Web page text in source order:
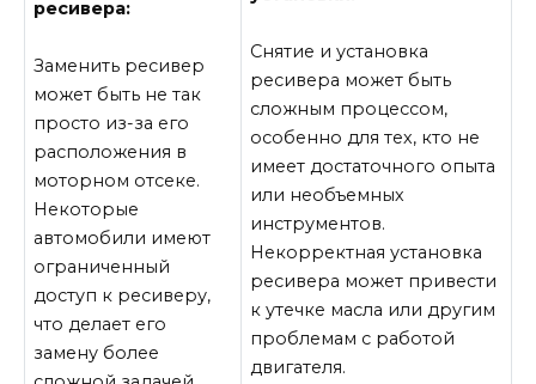
ресивера:
Заменить ресивер
может быть не так
просто из-за его
расположения в
моторном отсеке.
Некоторые
автомобили имеют
ограниченный
доступ к ресиверу,
что делает его
замену более
Снятие и установка
ресивера может быть
сложным процессом,
особенно для тех, кто не
имеет достаточного опыта
или необъемных
инструментов.
Некорректная установка
ресивера может привести
к утечке масла или другим
проблемам с работой
двигателя.